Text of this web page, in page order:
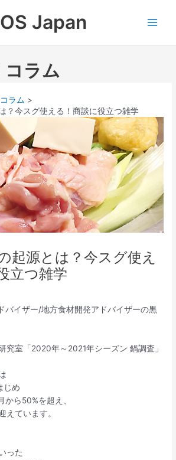
Japan
コラム
ラム
？今スグ使える！商談に役立つ雑学
起源とは？今スグ使え
立つ雑学
バイザー/地方食材開発アドバイザーの黒
究室「2020年～2021年シーズン 鍋調査」
じめ
から50%を超え、
えています。
った